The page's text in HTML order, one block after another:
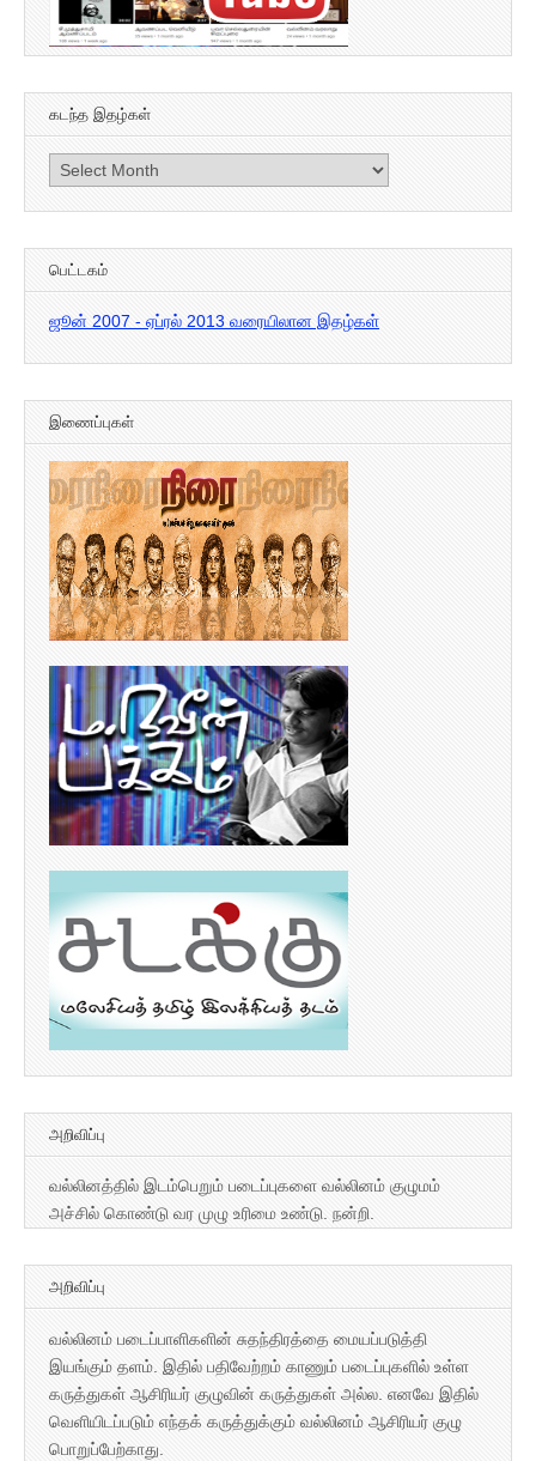
கடந்த இதழ்கள்
கடந்த
இதழ்கள்
பெட்டகம்
ஜூன் 2007 - ஏப்ரல் 2013 வரையிலான இதழ்கள்
இணைப்புகள்
அறிவிப்பு
வல்லினத்தில் இடம்பெறும் படைப்புகளை வல்லினம் குழுமம்
அச்சில் கொண்டு வர முழு உரிமை உண்டு. நன்றி.
அறிவிப்பு
வல்லினம் படைப்பாளிகளின் சுதந்திரத்தை மையப்படுத்தி
இயங்கும் தளம். இதில் பதிவேற்றம் காணும் படைப்புகளில் உள்ள
கருத்துகள் ஆசிரியர் குழுவின் கருத்துகள் அல்ல. எனவே இதில்
வெளியிடப்படும் எந்தக் கருத்துக்கும் வல்லினம் ஆசிரியர் குழு
பொறுப்பேற்காது.